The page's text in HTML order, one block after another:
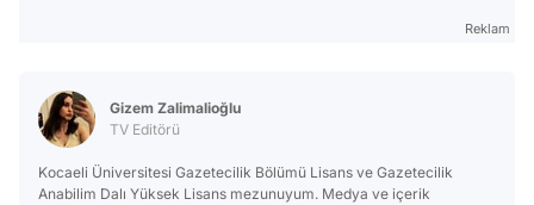
Reklam
Gizem Zalimalioğlu
TV Editörü
Kocaeli Üniversitesi Gazetecilik Bölümü Lisans ve Gazetecilik
Anabilim Dalı Yüksek Lisans mezunuyum. Medya ve içerik